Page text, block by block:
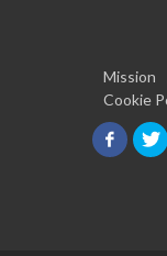
Mission
Cookie